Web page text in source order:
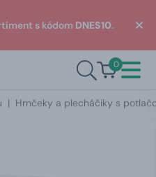
s kódom DNES10.
0
| Hrnčeky a plecháčiky s